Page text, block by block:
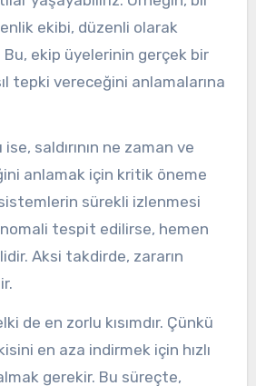
ekibi, düzenli olarak
ekip üyelerinin gerçek bir
tepki vereceğini anlamalarına
saldırının ne zaman ve
anlamak için kritik öneme
sürekli izlenmesi
tespit edilirse, hemen
Aksi takdirde, zararın
de en zorlu kısımdır. Çünkü
en aza indirmek için hızlı
gerekir. Bu süreçte,